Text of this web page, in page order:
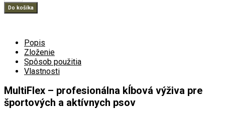
Popis
Zloženie
Spôsob použitia
Vlastnosti
MultiFlex – profesionálna kĺbová výživa pre
športových a aktívnych psov